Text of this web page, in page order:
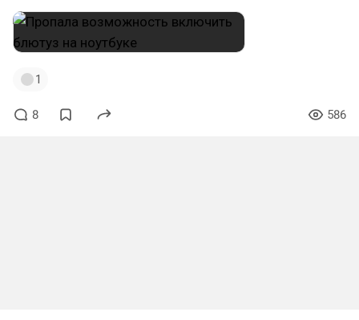
1
8 586